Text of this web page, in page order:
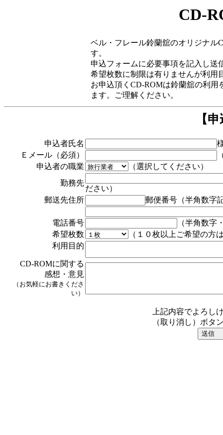
CD-
ベル・フレール鈴蘭舘のオリジナル
す。
申込フォームに必要事項を記入し送
希望枚数に制限は有りませんが利用
お申込頂くCD-ROMは鈴蘭舘の利
ます。ご理解ください。
【
申込者氏名
Ｅメール（必須）
申込者の職業
（選択してください）
勤務先
ださい）
郵送先住所
郵便番号（半角数字
電話番号
（半角数字
希望枚数
（１０枚以上ご希望の方
利用目的
CD-ROMに関する
感想・意見
（お気軽にお書きくださ
い）
上記内容でよろし
（取り消し）ボタ